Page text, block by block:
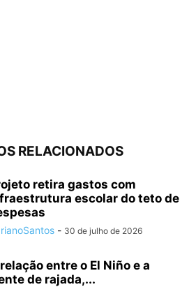
RELACIONADOS
retira gastos com
escolar do teto de
- 30 de julho de 2026
entre o El Niño e a
de rajada,...